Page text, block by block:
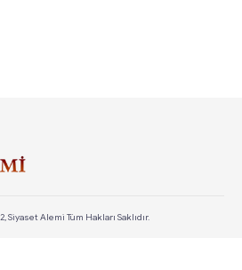
Siyaset Alemi Tüm Hakları Saklıdır.